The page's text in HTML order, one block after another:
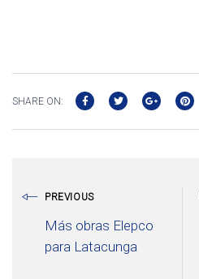
SHARE ON:
PREVIOUS
Más obras Elepco
para Latacunga